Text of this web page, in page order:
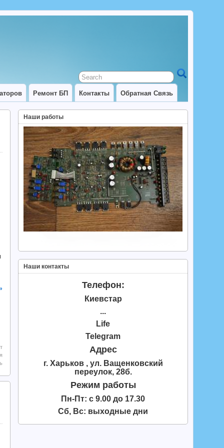
Ремонт БП Контакты Обратная Связь
Наши работы
Наши контакты
Телефон:
Киевстар
...
Life
Telegram
Адрес
г. Харьков , ул. Ващенковский
переулок, 28б.
Режим работы
Пн-Пт: с 9.00 до 17.30
Сб, Вс: выходные дни